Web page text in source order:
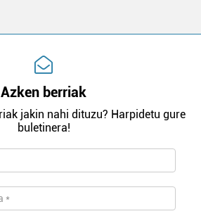
Azken berriak
jakin nahi dituzu? Harpidetu gure
buletinera!